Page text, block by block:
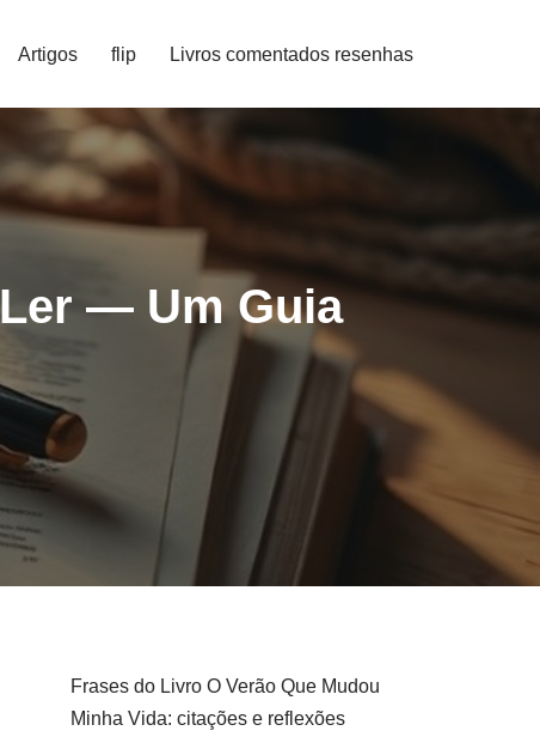
Artigos flip Livros comentados resenhas
— Um Guia
Frases do Livro O Verão Que Mudou
Minha Vida: citações e reflexões